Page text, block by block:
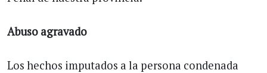
Abuso agravado
Los hechos imputados a la persona condenada